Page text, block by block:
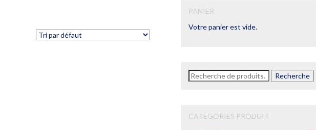
PANIER
Votre panier est vide.
Recherche
pour :
Recherche
CATÉGORIES PRODUIT